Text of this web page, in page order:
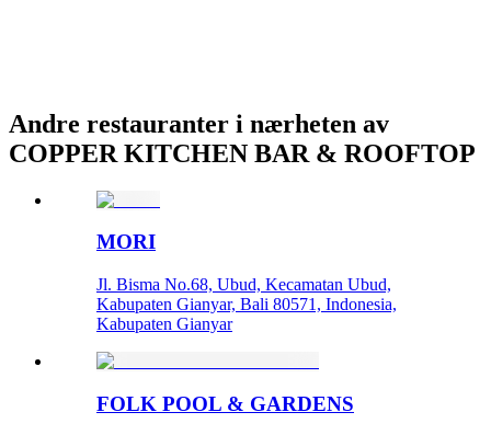
Andre restauranter i nærheten av
COPPER KITCHEN BAR & ROOFTOP
MORI
Jl. Bisma No.68, Ubud, Kecamatan Ubud,
Kabupaten Gianyar, Bali 80571, Indonesia,
Kabupaten Gianyar
FOLK POOL & GARDENS